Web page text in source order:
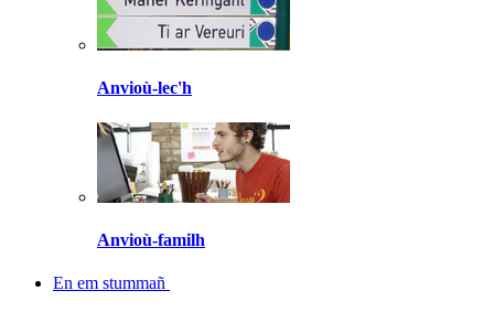
Anvioù-lec'h
Anvioù-familh
En em stummañ